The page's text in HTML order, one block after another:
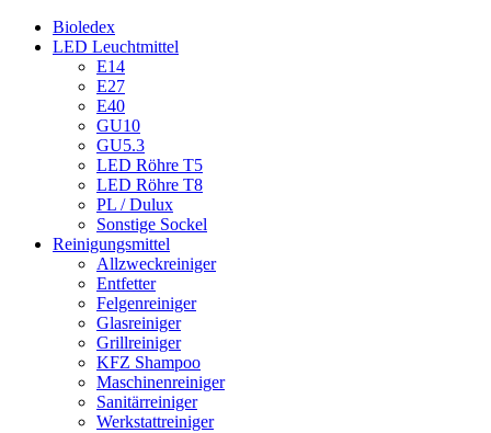
Bioledex
LED Leuchtmittel
E14
E27
E40
GU10
GU5.3
LED Röhre T5
LED Röhre T8
PL / Dulux
Sonstige Sockel
Reinigungsmittel
Allzweckreiniger
Entfetter
Felgenreiniger
Glasreiniger
Grillreiniger
KFZ Shampoo
Maschinenreiniger
Sanitärreiniger
Werkstattreiniger